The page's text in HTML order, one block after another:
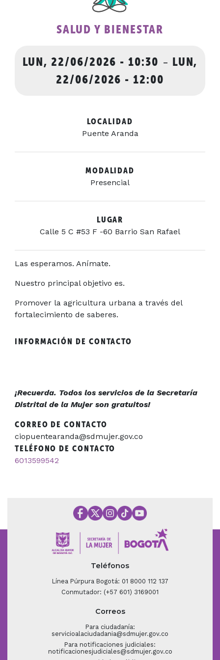
SALUD Y BIENESTAR
LUN, 22/06/2026 - 10:30 - LUN,
22/06/2026 - 12:00
LOCALIDAD
Puente Aranda
MODALIDAD
Presencial
LUGAR
Calle 5 C #53 F -60 Barrio San Rafael
Las esperamos. Anímate.
Nuestro principal objetivo es.
Promover la agricultura urbana a través del
fortalecimiento de saberes.
INFORMACIÓN DE CONTACTO
¡Recuerda. Todos los servicios de la Secretaría
Distrital de la Mujer son gratuitos!
CORREO DE CONTACTO
ciopuentearanda@sdmujer.gov.co
TELÉFONO DE CONTACTO
6013599542
Teléfonos
Línea Púrpura Bogotá: 01 8000 112 137
Conmutador: (+57 601) 3169001
Correos
Para ciudadanía:
servicioalaciudadania@sdmujer.gov.co
Para notificaciones judiciales:
notificacionesjudiciales@sdmujer.gov.co